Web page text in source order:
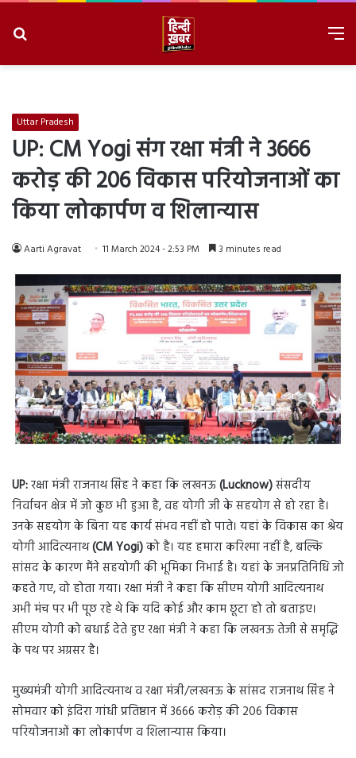
Uttar Pradesh
UP: CM Yogi संग रक्षा मंत्री ने 3666
करोड़ की 206 विकास परियोजनाओं का
किया लोकार्पण व शिलान्यास
Aarti Agravat 11 March 2024 - 2:53 PM 3 minutes read
UP:रक्षा मंत्री राजनाथ सिंह ने कहा कि लखनऊ(Lucknow)संसदीय
निर्वाचन क्षेत्र में जो कुछ भी हुआ है, वह योगी जी के सहयोग से हो रहा है।
उनके सहयोग के बिना यह कार्य संभव नहीं हो पाते। यहां के विकास का श्रेय
योगी आदित्यनाथ(CM Yogi)को है। यह हमारा करिश्मा नहीं है, बल्कि
सांसद के कारण मैंने सहयोगी की भूमिका निभाई है। यहां के जनप्रतिनिधि जो
कहते गए, वो होता गया। रक्षा मंत्री ने कहा कि सीएम योगी आदित्यनाथ
अभी मंच पर भी पूछ रहे थे कि यदि कोई और काम छूटा हो तो बताइए।
सीएम योगी को बधाई देते हुए रक्षा मंत्री ने कहा कि लखनऊ तेजी से समृद्धि
के पथ पर अग्रसर है।
मुख्यमंत्री योगी आदित्यनाथ व रक्षा मंत्री/लखनऊ के सांसद राजनाथ सिंह ने
सोमवार को इंदिरा गांधी प्रतिष्ठान में 3666 करोड़ की 206 विकास
परियोजनाओं का लोकार्पण व शिलान्यास किया।